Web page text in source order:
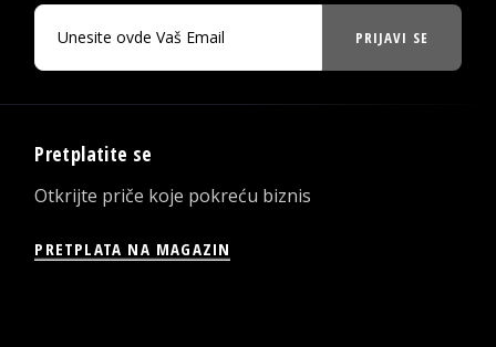
PRIJAVI SE
Pretplatite se
Otkrijte priče koje pokreću biznis
PRETPLATA NA MAGAZIN